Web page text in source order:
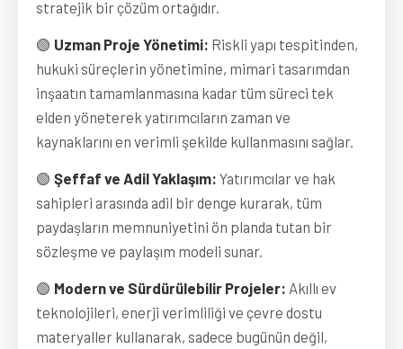
stratejik bir çözüm ortağıdır.
🟢 Uzman Proje Yönetimi: Riskli yapı tespitinden,
hukuki süreçlerin yönetimine, mimari tasarımdan
inşaatın tamamlanmasına kadar tüm süreci tek
elden yöneterek yatırımcıların zaman ve
kaynaklarını en verimli şekilde kullanmasını sağlar.
🟢 Şeffaf ve Adil Yaklaşım: Yatırımcılar ve hak
sahipleri arasında adil bir denge kurarak, tüm
paydaşların memnuniyetini ön planda tutan bir
sözleşme ve paylaşım modeli sunar.
🟢 Modern ve Sürdürülebilir Projeler: Akıllı ev
teknolojileri, enerji verimliliği ve çevre dostu
materyaller kullanarak, sadece bugünün değil,